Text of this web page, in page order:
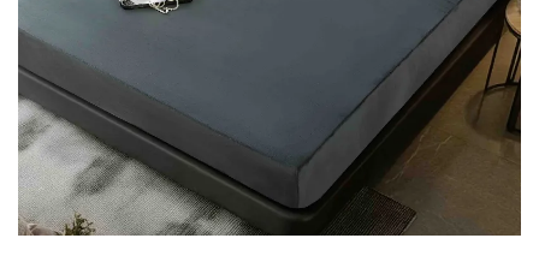
Lenjerii de pat finet Home
Lenjerii de pat Saten 4 piese cu
elastic